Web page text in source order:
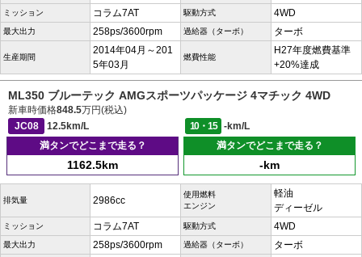
ミッション コラム7AT 駆動方式 4WD
最大出力 258ps/3600rpm 過給器（ターボ） ターボ
生産期間
2014年04月～201
5年03月
燃費性能
H27年度燃費基準
+20%達成
ML350 ブルーテック AMGスポーツパッケージ 4マチック 4WD
新車時価格848.5万円(税込)
JC08
12.5km/L 10・15
-km/L
満タンでどこまで走る？
1162.5km
満タンでどこまで走る？
-km
排気量 2986cc
使用燃料
エンジン
軽油
ディーゼル
ミッション コラム7AT 駆動方式 4WD
最大出力 258ps/3600rpm 過給器（ターボ） ターボ